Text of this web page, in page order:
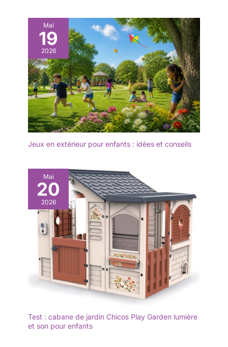
et garantit une
longue durée
d’utilisation. Une
solution idéale pour
le jeu en plein air
Mai
19
2026
Jeux en extérieur pour enfants : idées et conseils
Mai
20
2026
Test : cabane de jardin Chicos Play Garden lumière
et son pour enfants